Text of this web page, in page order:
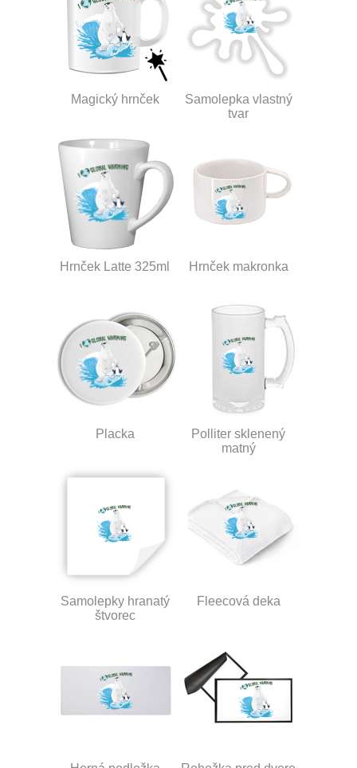
Magický hrnček
Samolepka vlastný
tvar
Hrnček Latte 325ml Hrnček makronka
Placka
Polliter sklenený
matný
Samolepky hranatý
štvorec
Fleecová deka